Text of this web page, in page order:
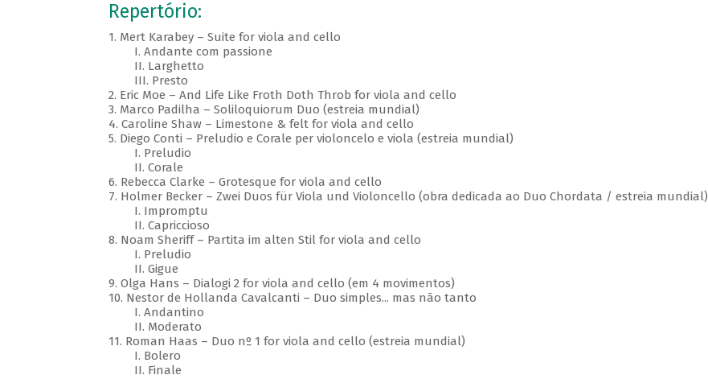
Repertório:
1. Mert Karabey – Suite for viola and cello
I. Andante com passione
II. Larghetto
III. Presto
2. Eric Moe – And Life Like Froth Doth Throb for viola and cello
3. Marco Padilha – Soliloquiorum Duo (estreia mundial)
4. Caroline Shaw – Limestone & felt for viola and cello
5. Diego Conti – Preludio e Corale per violoncelo e viola (estreia mundial)
I. Preludio
II. Corale
6. Rebecca Clarke – Grotesque for viola and cello
7. Holmer Becker – Zwei Duos für Viola und Violoncello (obra dedicada ao Duo Chordata / estreia mundial)
I. Impromptu
II. Capriccioso
8. Noam Sheriff – Partita im alten Stil for viola and cello
I. Preludio
II. Gigue
9. Olga Hans – Dialogi 2 for viola and cello (em 4 movimentos)
10. Nestor de Hollanda Cavalcanti – Duo simples... mas não tanto
I. Andantino
II. Moderato
11. Roman Haas – Duo nº 1 for viola and cello (estreia mundial)
I. Bolero
II. Finale